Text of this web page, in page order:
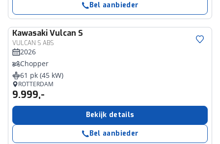
Bel aanbieder
KawasakiVulcan S
VULCAN S ABS
2026
Chopper
61 pk (45 kW)
ROTTERDAM
9.999,-
Bekijk details
Bel aanbieder